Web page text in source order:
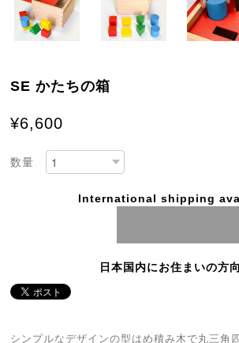
SE かたちの箱
¥6,600
数量
International shipping
日本国内にお住まいの方
シンプルなデザインの型はめ積み木で丸三角